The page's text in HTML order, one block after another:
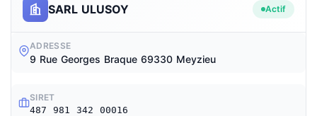
SARL ULUSOY Actif
ADRESSE
9 Rue Georges Braque 69330 Meyzieu
SIRET
487 981 342 00016